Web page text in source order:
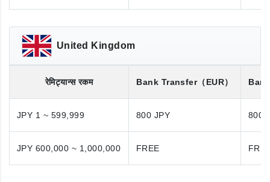
United Kingdom
रेमिट्यान्स रकम Bank Transfer（EUR）
JPY 1 ~ 599,999 800 JPY 800
JPY 600,000 ~ 1,000,000 FREE